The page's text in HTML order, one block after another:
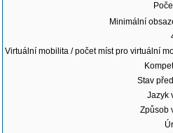
Minimální
Virtuální mobilita / počet míst pro virtuální
Stav
Jazyk
Způsob